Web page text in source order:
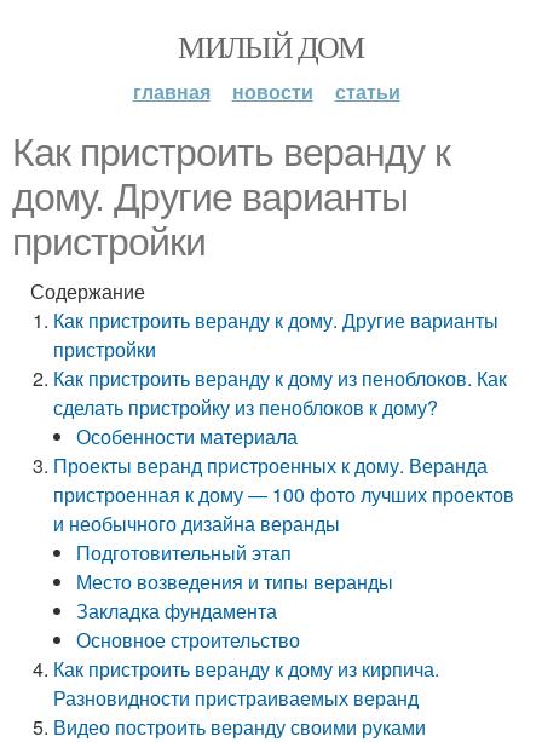
МИЛЫЙ ДОМ
главная новости статьи
Как пристроить веранду к
дому. Другие варианты
пристройки
Содержание
Как пристроить веранду к дому. Другие варианты
пристройки
Как пристроить веранду к дому из пеноблоков. Как
сделать пристройку из пеноблоков к дому?
Особенности материала
Проекты веранд пристроенных к дому. Веранда
пристроенная к дому — 100 фото лучших проектов
и необычного дизайна веранды
Подготовительный этап
Место возведения и типы веранды
Закладка фундамента
Основное строительство
Как пристроить веранду к дому из кирпича.
Разновидности пристраиваемых веранд
Видео построить веранду своими руками